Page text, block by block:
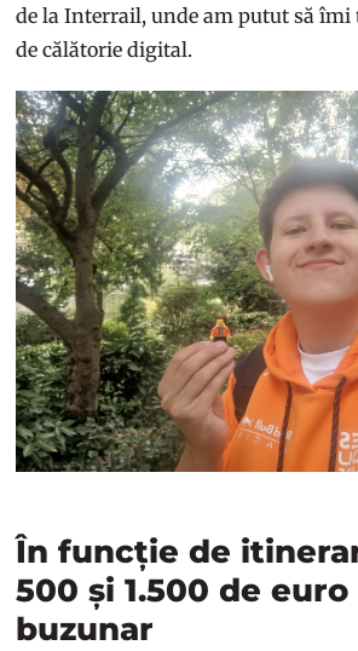
de la Interrail, unde am putut să
de călătorie digital.
În funcție de
500 și 1.500 de
buzunar